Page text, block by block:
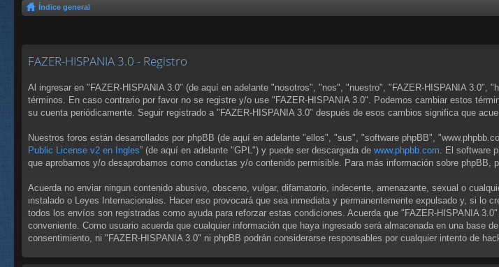
ac
do
s
Índice general
FAZER-HISPANIA 3.0 - Registro
Al ingresar en "FAZER-HISPANIA 3.0" (de aquí en adelante "nosotros", "nos", "nuestro", "FAZER-HISPANIA 3.0",
términos. En caso contrario por favor no se registre y/o use "FAZER-HISPANIA 3.0". Podemos cambiar estos
su cuenta periódicamente. Seguir registrado a "FAZER-HISPANIA 3.0" después de esos cambios significa que
Nuestros foros están desarrollados por phpBB (de aquí en adelante "ellos", "sus", "software phpBB",
Public License v2 en Ingles” (de aquí en adelante "GPL") y puede ser descargada de www.phpbb.com. El software
que aprobamos y/o desaprobamos como conductas y/o contenido permisible. Para más información sobre phpBB,
Acuerda no enviar ningun contenido abusivo, obsceno, vulgar, difamatorio, indecente, amenazante, sexual o
instalado o Leyes Internacionales. Hacer eso provocará que sea inmediata y permanentemente expulsado y, si
todos los envíos son registradas como ayuda para reforzar estas condiciones. Acuerda que "FAZER-HISPANIA
conveniente. Como usuario acuerda que cualquier información que haya ingresado será almacenada en una base
consentimiento, ni "FAZER-HISPANIA 3.0" ni phpBB podrán considerarse responsables por cualquier intento de